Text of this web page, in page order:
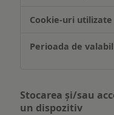
Stocarea și/sau
un dispozitiv